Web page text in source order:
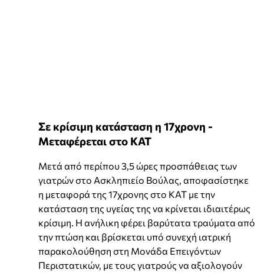
Σε κρίσιμη κατάσταση η 17χρονη -
Μεταφέρεται στο ΚΑΤ
Μετά από περίπου 3,5 ώρες προσπάθειας των
γιατρών στο Ασκληπιείο Βούλας, αποφασίστηκε
η μεταφορά της 17χρονης στο ΚΑΤ με την
κατάσταση της υγείας της να κρίνεται ιδιαιτέρως
κρίσιμη. Η ανήλικη φέρει βαρύτατα τραύματα από
την πτώση και βρίσκεται υπό συνεχή ιατρική
παρακολούθηση στη Μονάδα Επειγόντων
Περιστατικών, με τους γιατρούς να αξιολογούν